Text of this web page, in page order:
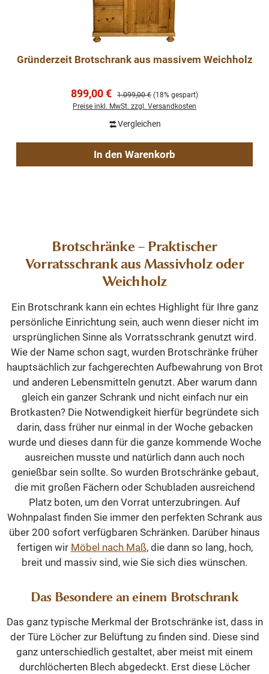
Gründerzeit Brotschrank aus massivem Weichholz
Verkaufspreis:
899,00 € Regulärer Preis:
1.099,00 € (18% gespart)
Preise inkl. MwSt. zzgl. Versandkosten
Vergleichen
In den Warenkorb
Brotschränke – Praktischer
Vorratsschrank aus Massivholz oder
Weichholz
Ein Brotschrank kann ein echtes Highlight für Ihre ganz
persönliche Einrichtung sein, auch wenn dieser nicht im
ursprünglichen Sinne als Vorratsschrank genutzt wird.
Wie der Name schon sagt, wurden Brotschränke früher
hauptsächlich zur fachgerechten Aufbewahrung von Brot
und anderen Lebensmitteln genutzt. Aber warum dann
gleich ein ganzer Schrank und nicht einfach nur ein
Brotkasten? Die Notwendigkeit hierfür begründete sich
darin, dass früher nur einmal in der Woche gebacken
wurde und dieses dann für die ganze kommende Woche
ausreichen musste und natürlich dann auch noch
genießbar sein sollte. So wurden Brotschränke gebaut,
die mit großen Fächern oder Schubladen ausreichend
Platz boten, um den Vorrat unterzubringen. Auf
Wohnpalast finden Sie immer den perfekten Schrank aus
über 200 sofort verfügbaren Schränken. Darüber hinaus
fertigen wir Möbel nach Maß, die dann so lang, hoch,
breit und massiv sind, wie Sie sich dies wünschen.
Das Besondere an einem Brotschrank
Das ganz typische Merkmal der Brotschränke ist, dass in
der Türe Löcher zur Belüftung zu finden sind. Diese sind
ganz unterschiedlich gestaltet, aber meist mit einem
durchlöcherten Blech abgedeckt. Erst diese Löcher